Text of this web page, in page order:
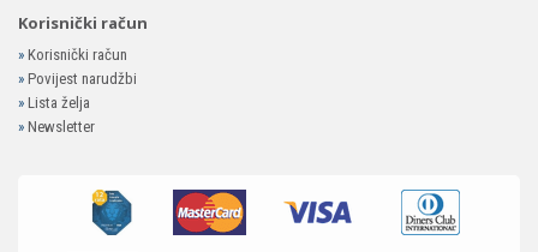
Korisnički račun
» Korisnički račun
» Povijest narudžbi
» Lista želja
» Newsletter